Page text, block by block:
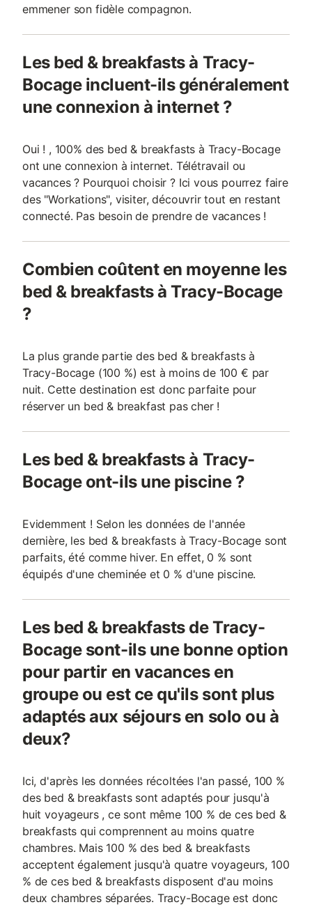
emmener son fidèle compagnon.
Les bed & breakfasts à Tracy-
Bocage incluent-ils généralement
une connexion à internet ?
Oui ! , 100% des bed & breakfasts à Tracy-Bocage
ont une connexion à internet. Télétravail ou
vacances ? Pourquoi choisir ? Ici vous pourrez faire
des "Workations", visiter, découvrir tout en restant
connecté. Pas besoin de prendre de vacances !
Combien coûtent en moyenne les
bed & breakfasts à Tracy-Bocage
?
La plus grande partie des bed & breakfasts à
Tracy-Bocage (100 %) est à moins de 100 € par
nuit. Cette destination est donc parfaite pour
réserver un bed & breakfast pas cher !
Les bed & breakfasts à Tracy-
Bocage ont-ils une piscine ?
Evidemment ! Selon les données de l'année
dernière, les bed & breakfasts à Tracy-Bocage sont
parfaits, été comme hiver. En effet, 0 % sont
équipés d'une cheminée et 0 % d'une piscine.
Les bed & breakfasts de Tracy-
Bocage sont-ils une bonne option
pour partir en vacances en
groupe ou est ce qu'ils sont plus
adaptés aux séjours en solo ou à
deux?
Ici, d'après les données récoltées l'an passé, 100 %
des bed & breakfasts sont adaptés pour jusqu'à
huit voyageurs , ce sont même 100 % de ces bed &
breakfasts qui comprennent au moins quatre
chambres. Mais 100 % des bed & breakfasts
acceptent également jusqu'à quatre voyageurs, 100
% de ces bed & breakfasts disposent d'au moins
deux chambres séparées. Tracy-Bocage est donc